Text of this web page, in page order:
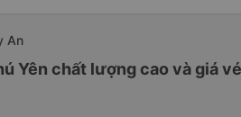
An
Yên chất lượng cao và giá